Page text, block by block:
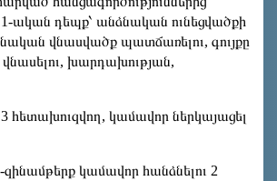
ական դեպք՝ անձնական ունեցվածքի
վնասվածք պատճառելու, գույքը
վնասելու, խարդախության,
հետախուզվող, կամավոր ներկայացել
զինամթերք կամավոր հանձնելու 2